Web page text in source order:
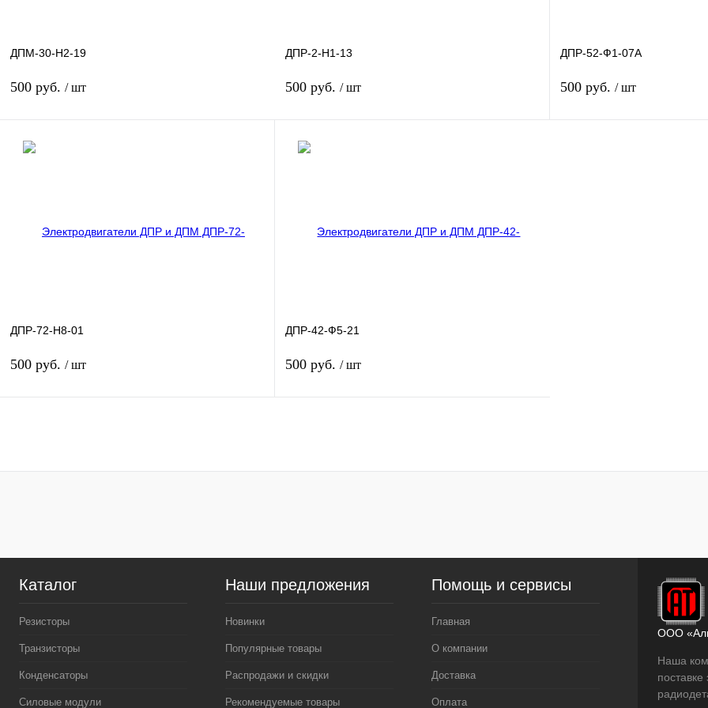
ДПМ-30-Н2-19
500 руб. / шт
наличии
ДПР-2-Н1-13
500 руб. / шт
наличии
ДПР-52-Ф1-07А
500 руб. / шт
ДПР-72-Н8-01
500 руб. / шт
Купить в 1 клик Сравнение
ДПР-42-Ф5-21
500 руб. / шт
Купить в 1 клик Сравнение
Каталог
Резисторы
Транзисторы
Конденсаторы
Силовые модули
Наши предложения
Новинки
Популярные товары
Распродажи и скидки
Рекомендуемые товары
Помощь и сервисы
Главная
О компании
Доставка
Оплата
ООО
Наша